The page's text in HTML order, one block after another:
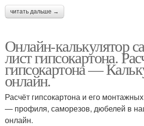
читать дальше →
Онлайн-калькулятор
лист гипсокартона.
гипсокартона —
онлайн.
Расчёт гипсокартона и его
— профиля, саморезов, дюбелей в
онлайн.